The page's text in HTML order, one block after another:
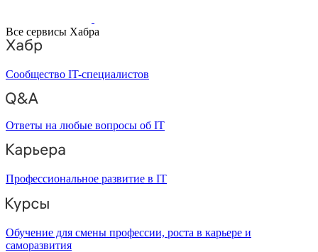
Все сервисы Хабра
Сообщество IT-специалистов
Ответы на любые вопросы об IT
Профессиональное развитие в IT
Обучение для смены профессии, роста в карьере и
саморазвития